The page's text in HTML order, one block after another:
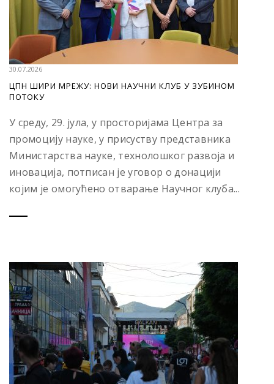
30.07.2026
ЦПН ШИРИ МРЕЖУ: НОВИ НАУЧНИ КЛУБ У ЗУБИНОМ
ПОТОКУ
У среду, 29. јула, у просторијама Центра за
промоцију науке, у присуству представника
Министарства науке, технолошког развоја и
иновација, потписан је уговор о донацији
којим је омогућено отварање Научног клуба...